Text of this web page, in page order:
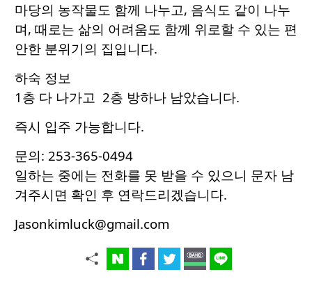
마당의 농작물도 함께 나누고, 음식도 같이 나누
며, 때로는 삶의 어려움도 함께 위로할 수 있는 편
안한 분위기의 집입니다.
하숙 정보
1층 다 나가고 2층 방하나 남았습니다.
즉시 입주 가능합니다.
문의: 253-365-0494
일하는 중에는 전화를 못 받을 수 있으니 문자 남
겨주시면 확인 후 연락드리겠습니다.
Jasonkimluck@gmail.com